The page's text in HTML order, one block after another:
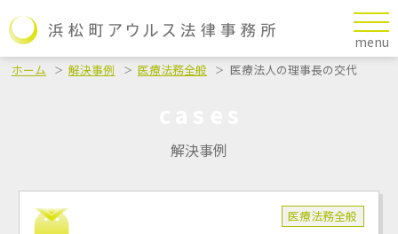
menu
ホーム 解決事例 医療法務全般 医療法人の理事長の交代
解決事例
医療法務全般